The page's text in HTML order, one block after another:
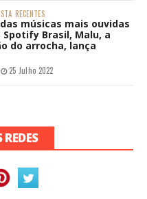
RECENTES
músicas mais ouvidas
Brasil, Malu, a
do arrocha, lança
25 Julho 2022